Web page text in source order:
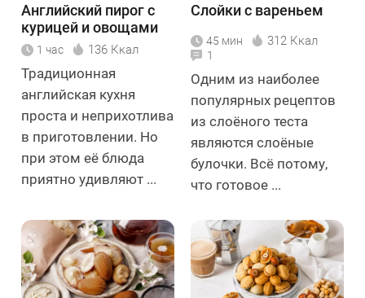
Английский пирог с
курицей и овощами
1 час 136 Ккал
Традиционная
английская кухня
проста и неприхотлива
в приготовлении. Но
при этом её блюда
приятно удивляют ...
Слойки с вареньем
45 мин 312 Ккал
1
Одним из наиболее
популярных рецептов
из слоёного теста
являются слоёные
булочки. Всё потому,
что готовое ...